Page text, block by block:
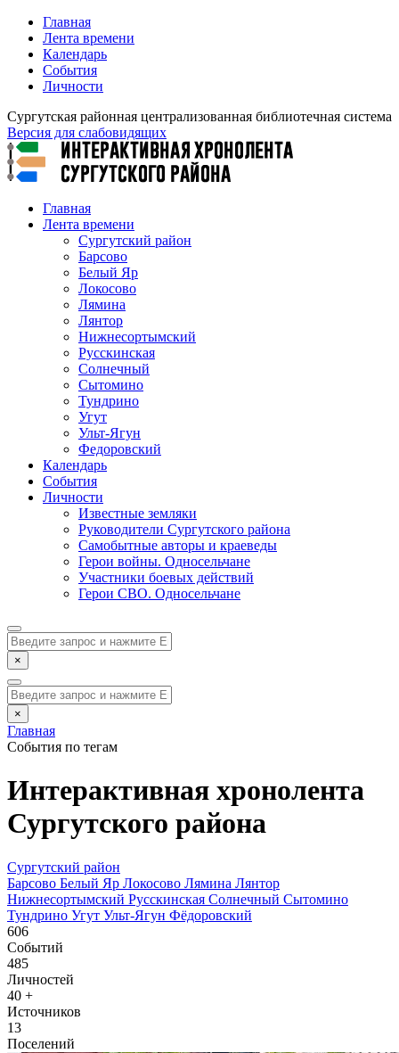
Главная
Лента времени
Календарь
События
Личности
Сургутская районная централизованная библиотечная система
Версия для слабовидящих
Главная
Лента времени
Сургутский район
Барсово
Белый Яр
Локосово
Лямина
Лянтор
Нижнесортымский
Русскинская
Солнечный
Сытомино
Тундрино
Угут
Ульт-Ягун
Федоровский
Календарь
События
Личности
Известные земляки
Руководители Сургутского района
Самобытные авторы и краеведы
Герои войны. Односельчане
Участники боевых действий
Герои СВО. Односельчане
×
×
Главная
События по тегам
Интерактивная хронолента
Сургутского района
Сургутский район
Барсово Белый Яр Локосово Лямина Лянтор
Нижнесортымский Русскинская Солнечный Сытомино
Тундрино Угут Ульт-Ягун Фёдоровский
606
Событий
485
Личностей
40 +
Источников
13
Поселений